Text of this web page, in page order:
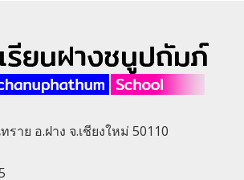
าย อ.ฝาง จ.เชียงใหม่ 50110